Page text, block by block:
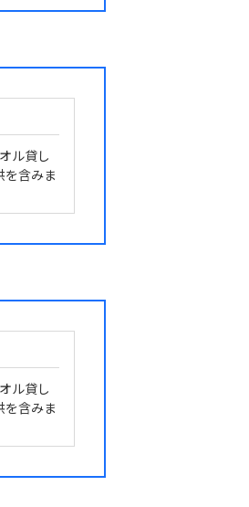
ル貸し
を含みま
ル貸し
を含みま